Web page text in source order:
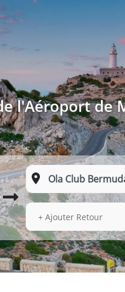
l'Aéroport de
16 Août 2026
+ Ajouter Retour